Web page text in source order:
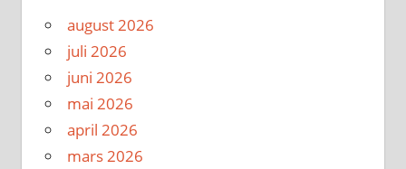
august 2026
juli 2026
juni 2026
mai 2026
april 2026
mars 2026